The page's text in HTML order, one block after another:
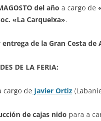
del año a cargo de
«La Carqueixa».
de la Gran Cesta de
DE LA FERIA:
cargo de Javier Ortiz
de cajas nido para a